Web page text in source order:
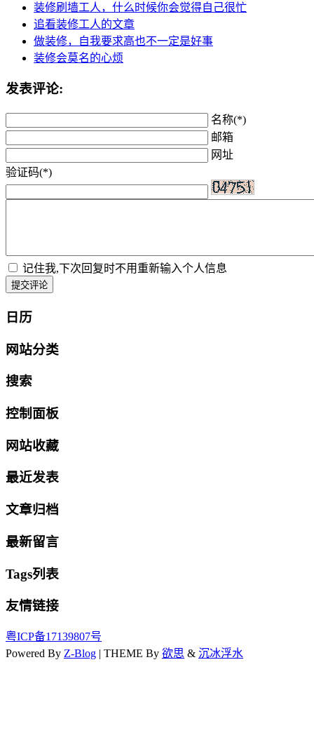
装修刷墙工人，什么时候你会觉得自己很忙
追看装修工人的文章
做装修，自我要求高也不一定是好事
装修会莫名的心烦
发表评论:
名称(*)
邮箱
网址
验证码(*)
记住我,下次回复时不用重新输入个人信息
提交评论
日历
网站分类
搜索
控制面板
网站收藏
最近发表
文章归档
最新留言
Tags列表
友情链接
粤ICP备17139807号
Powered By Z-Blog | THEME By 欲思 & 沉冰浮水